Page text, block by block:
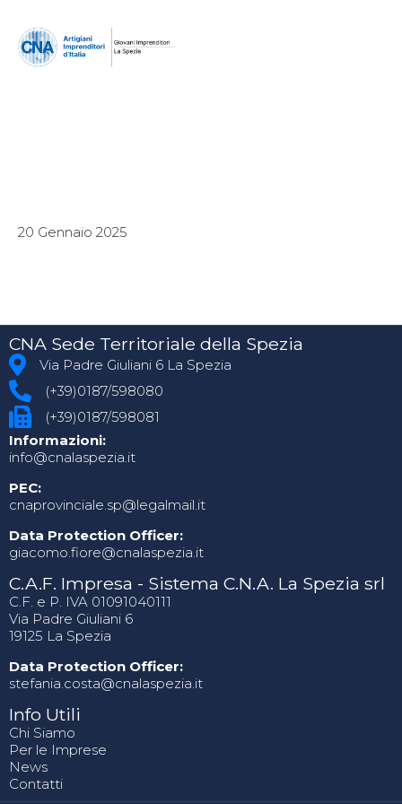
20 Gennaio 2025
CNA Sede Territoriale della Spezia
Via Padre Giuliani 6 La Spezia
(+39)0187/598080
(+39)0187/598081
Informazioni:
info@cnalaspezia.it
PEC:
cnaprovinciale.sp@legalmail.it
Data Protection Officer:
giacomo.fiore@cnalaspezia.it
C.A.F. Impresa - Sistema C.N.A. La Spezia srl
C.F. e P. IVA 01091040111
Via Padre Giuliani 6
19125 La Spezia
Data Protection Officer:
stefania.costa@cnalaspezia.it
Info Utili
Chi Siamo
Per le Imprese
News
Contatti